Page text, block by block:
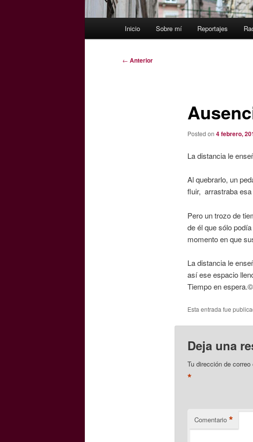
Inicio Sobre mí Reportajes
Navegación
← Anterior
Posted on 4 febrero,
La distancia le
Al quebrarlo, un
fluir, arrastraba
Pero un trozo de
de él que sólo
momento en que
La distancia le
así ese espacio
Tiempo en espera.©
Esta entrada fue
Deja una
Tu dirección de
*
Comentario *